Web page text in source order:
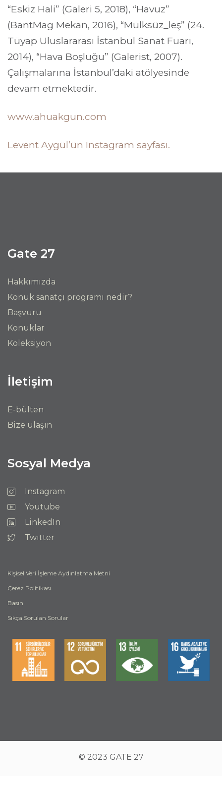
“Eskiz Hali” (Galeri 5, 2018), “Havuz”
(BantMag Mekan, 2016), “Mülksüz_leş” (24.
Tüyap Uluslararası İstanbul Sanat Fuarı,
2014), “Hava Boşluğu” (Galerist, 2007).
Çalışmalarına İstanbul’daki atölyesinde
devam etmektedir.
www.ahuakgun.com
Levent Aygül’ün Instagram sayfası.
Gate 27
Hakkımızda
Konuk sanatçı programı nedir?
Başvuru
Konuklar
Koleksiyon
İletişim
E-bülten
Bize ulaşın
Sosyal Medya
Instagram
Youtube
LinkedIn
Twitter
Kişisel Veri İşleme Aydınlatma Metni
Çerez Politikası
Basın
Sıkça Sorulan Sorular
© 2023 GATE 27